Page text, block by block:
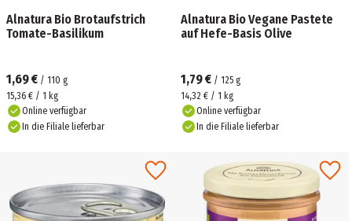
Alnatura Bio Brotaufstrich
Tomate-Basilikum
1,69 € / 110 g
15,36 € / 1 kg
Online verfügbar
In die Filiale lieferbar
Alnatura Bio Vegane Pastete
auf Hefe-Basis Olive
1,79 € / 125 g
14,32 € / 1 kg
Online verfügbar
In die Filiale lieferbar